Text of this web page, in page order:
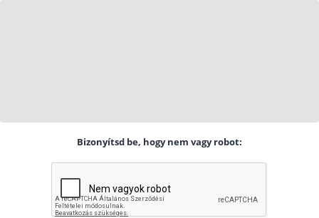
Bizonyítsd be, hogy nem vagy robot: